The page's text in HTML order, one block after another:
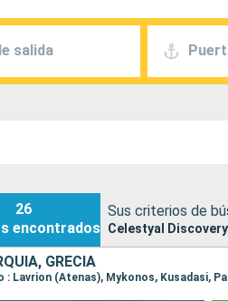
salida
26
encontrados
Sus criterios de
Celestyal Discovery
GRECIA
: Lavrion (Atenas), Mykonos, Kusadasi,